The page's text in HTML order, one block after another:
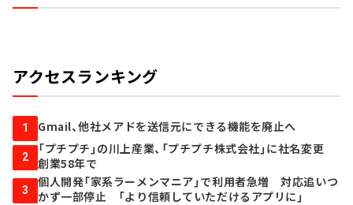
アクセスランキング
1 Gmail、他社メアドを送信元にできる機能を廃止へ
2
「プチプチ」の川上産業、「プチプチ株式会社」に社名変更
創業58年で
3
個人開発「家系ラーメンマニア」で利用者急増 対応追いつ
かず一部停止 「より信頼していただけるアプリに」